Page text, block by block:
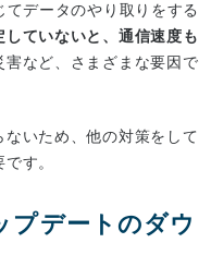
データのやり取りをする
ていないと、通信速度も
害など、さまざまな要因で
いため、他の対策をして
す。
プデートのダウ